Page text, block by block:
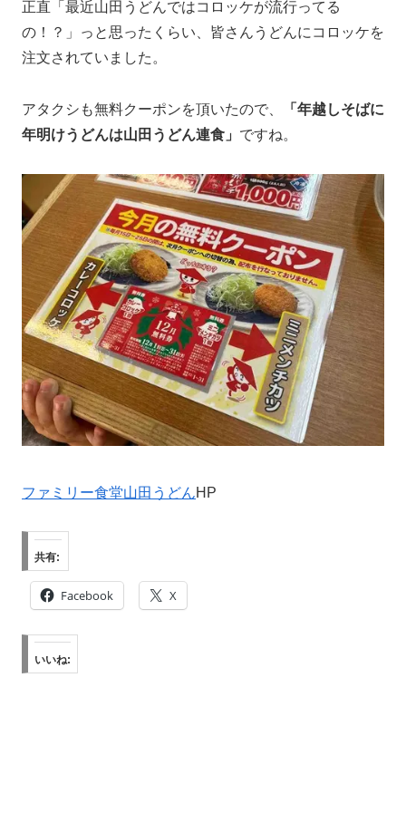
正直「最近山田うどんではコロッケが流行ってる
の！？」っと思ったくらい、皆さんうどんにコロッケを
注文されていました。
アタクシも無料クーポンを頂いたので、
「年越しそばに
年明けうどんは山田うどん連食」 ですね。
ファミリー食堂山田うどんHP
共有:
Facebook X
いいね: